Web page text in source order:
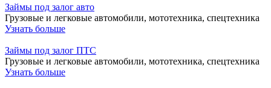
Займы под залог авто
Грузовые и легковые автомобили, мототехника, спецтехника
Узнать больше
Займы под залог ПТС
Грузовые и легковые автомобили, мототехника, спецтехника
Узнать больше